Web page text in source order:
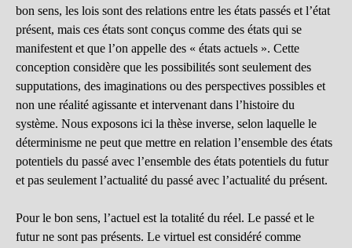
bon sens, les lois sont des relations entre les états passés et l’état
présent, mais ces états sont conçus comme des états qui se
manifestent et que l’on appelle des « états actuels ». Cette
conception considère que les possibilités sont seulement des
supputations, des imaginations ou des perspectives possibles et
non une réalité agissante et intervenant dans l’histoire du
système. Nous exposons ici la thèse inverse, selon laquelle le
déterminisme ne peut que mettre en relation l’ensemble des états
potentiels du passé avec l’ensemble des états potentiels du futur
et pas seulement l’actualité du passé avec l’actualité du présent.
Pour le bon sens, l’actuel est la totalité du réel. Le passé et le
futur ne sont pas présents. Le virtuel est considéré comme